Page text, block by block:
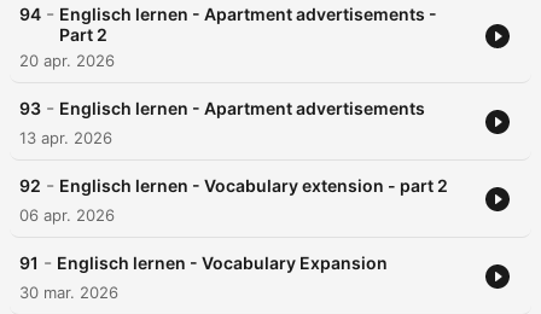
94 - Englisch lernen - Apartment advertisements -
Part 2
20 apr. 2026
93 - Englisch lernen - Apartment advertisements
13 apr. 2026
92 - Englisch lernen - Vocabulary extension - part 2
06 apr. 2026
91 - Englisch lernen - Vocabulary Expansion
30 mar. 2026